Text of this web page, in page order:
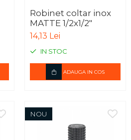
Robinet coltar inox
MATTE 1/2x1/2"
14,13 Lei
IN STOC
ADAUGA IN COS
NOU